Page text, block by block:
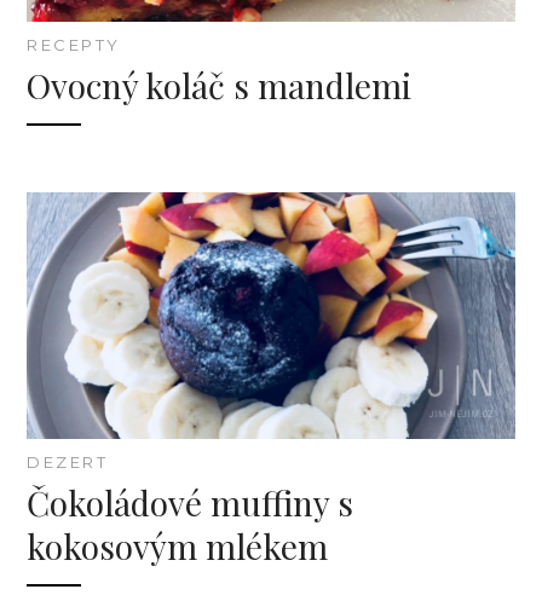
RECEPTY
Ovocný koláč s mandlemi
DEZERT
Čokoládové muffiny s
kokosovým mlékem